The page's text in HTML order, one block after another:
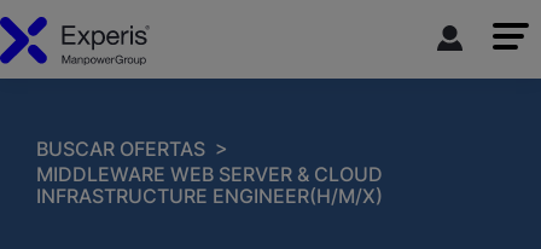
BUSCAR OFERTAS >
MIDDLEWARE WEB SERVER & CLOUD
INFRASTRUCTURE ENGINEER(H/M/X)